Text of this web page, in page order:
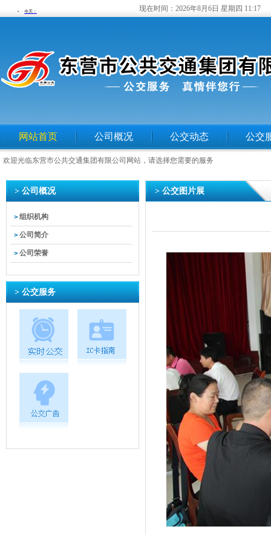
现在时间： 2026年8月6日 星期四 11:17
网站首页 公司概况 公交动态 公交
欢迎光临东营市公共交通集团有限公司网站，请选择您需要的服务
> 公司概况
> 组织机构
> 公司简介
> 公司荣誉
> 公交服务
> 公交图片展